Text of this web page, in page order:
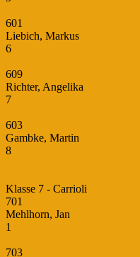
601
Liebich, Markus
6
609
Richter, Angelika
7
603
Gambke, Martin
8
Klasse 7 - Carrioli
701
Mehlhorn, Jan
1
703